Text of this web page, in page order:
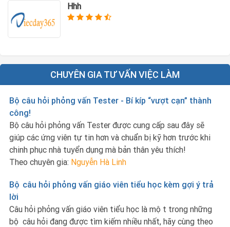
Hhh
CHUYÊN GIA TƯ VẤN VIỆC LÀM
Bộ câu hỏi phỏng vấn Tester - Bí kíp “vượt cạn” thành
công!
Bộ câu hỏi phỏng vấn Tester được cung cấp sau đây sẽ
giúp các ứng viên tự tin hơn và chuẩn bị kỹ hơn trước khi
chinh phục nhà tuyển dụng mà bản thân yêu thích!
Theo chuyên gia: Nguyễn Hà Linh
Bộ câu hỏi phỏng vấn giáo viên tiểu học kèm gợi ý trả
lời
Câu hỏi phỏng vấn giáo viên tiểu học là một trong những
bộ câu hỏi đang được tìm kiếm nhiều nhất, hãy cùng theo